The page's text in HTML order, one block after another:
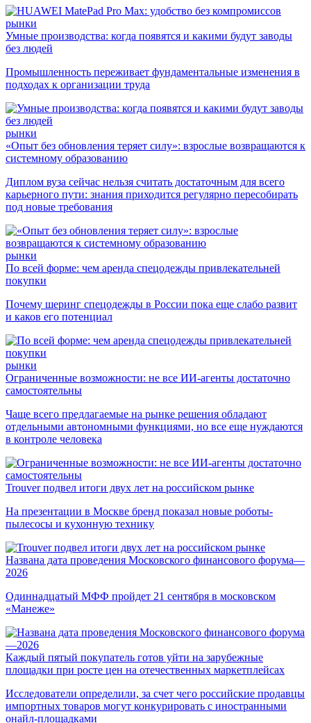
рынки
Умные производства: когда появятся и какими будут заводы
без людей
Промышленность переживает фундаментальные изменения в
подходах к организации труда
рынки
«Опыт без обновления теряет силу»: взрослые возвращаются к
системному образованию
Диплом вуза сейчас нельзя считать достаточным для всего
карьерного пути: знания приходится регулярно пересобирать
под новые требования
рынки
По всей форме: чем аренда спецодежды привлекательней
покупки
Почему шеринг спецодежды в России пока еще слабо развит
и каков его потенциал
рынки
Ограниченные возможности: не все ИИ-агенты достаточно
самостоятельны
Чаще всего предлагаемые на рынке решения обладают
отдельными автономными функциями, но все еще нуждаются
в контроле человека
Trouver подвел итоги двух лет на российском рынке
На презентации в Москве бренд показал новые роботы-
пылесосы и кухонную технику
Названа дата проведения Московского финансового форума—
2026
Одиннадцатый МФФ пройдет 21 сентября в московском
«Манеже»
Каждый пятый покупатель готов уйти на зарубежные
площадки при росте цен на отечественных маркетплейсах
Исследователи определили, за счет чего российские продавцы
импортных товаров могут конкурировать с иностранными
онайл-площадками